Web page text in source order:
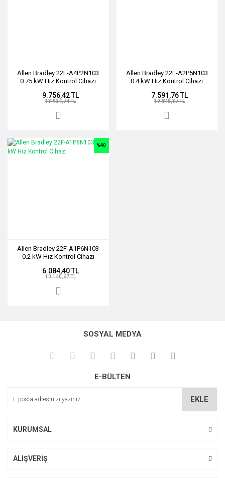
Allen Bradley 22F-A4P2N103
0.75 kW Hız Kontrol Cihazı
9.756,42 TL
13.937,74 TL
Allen Bradley 22F-A2P5N103
0.4 kW Hız Kontrol Cihazı
7.591,76 TL
10.845,37 TL
Allen Bradley 22F-A1P6N103
0.2 kW Hız Kontrol Cihazı
%40
6.084,40 TL
10.140,67 TL
SOSYAL MEDYA
E-BÜLTEN
EKLE
KURUMSAL
ALIŞVERİŞ